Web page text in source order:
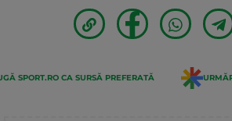
SPORT.RO CA SURSĂ PREFERATĂ